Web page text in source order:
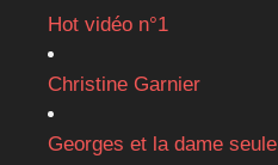
Hot vidéo n°1
Christine Garnier
Georges et la dame seule